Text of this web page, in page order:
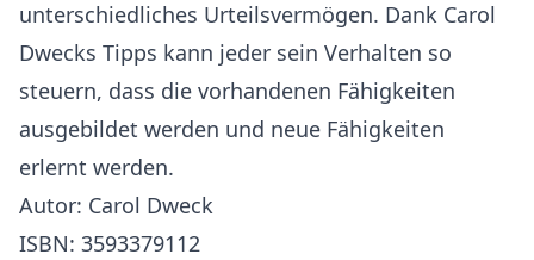
unterschiedliches Urteilsvermögen. Dank Carol
Dwecks Tipps kann jeder sein Verhalten so
steuern, dass die vorhandenen Fähigkeiten
ausgebildet werden und neue Fähigkeiten
erlernt werden.
Autor: Carol Dweck
ISBN: 3593379112